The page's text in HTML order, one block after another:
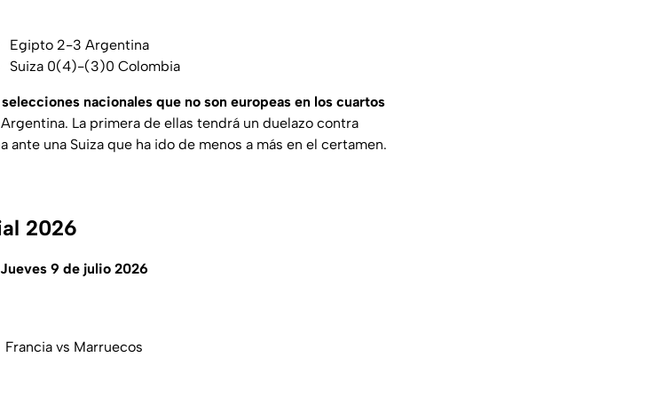
Egipto 2-3 Argentina
Suiza 0(4)-(3)0 Colombia
nacionales que no son europeas en los cuartos
La primera de ellas tendrá un duelazo contra
ante una Suiza que ha ido de menos a más en el certamen.
2026
Jueves 9 de julio 2026
Francia vs Marruecos